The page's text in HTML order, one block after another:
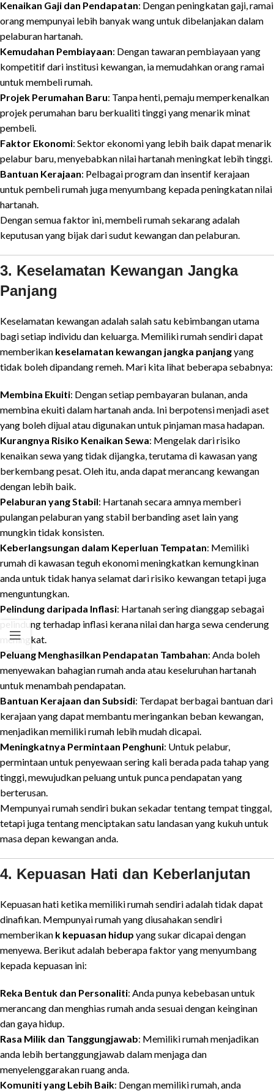
Kenaikan Gaji dan Pendapatan: Dengan peningkatan gaji, ramai
orang mempunyai lebih banyak wang untuk dibelanjakan dalam
pelaburan hartanah.
Kemudahan Pembiayaan: Dengan tawaran pembiayaan yang
kompetitif dari institusi kewangan, ia memudahkan orang ramai
untuk membeli rumah.
Projek Perumahan Baru: Tanpa henti, pemaju memperkenalkan
projek perumahan baru berkualiti tinggi yang menarik minat
pembeli.
Faktor Ekonomi: Sektor ekonomi yang lebih baik dapat menarik
pelabur baru, menyebabkan nilai hartanah meningkat lebih tinggi.
Bantuan Kerajaan: Pelbagai program dan insentif kerajaan
untuk pembeli rumah juga menyumbang kepada peningkatan nilai
hartanah.
Dengan semua faktor ini, membeli rumah sekarang adalah
keputusan yang bijak dari sudut kewangan dan pelaburan.
3. Keselamatan Kewangan Jangka
Panjang
Keselamatan kewangan adalah salah satu kebimbangan utama
bagi setiap individu dan keluarga. Memiliki rumah sendiri dapat
memberikan keselamatan kewangan jangka panjangyang
tidak boleh dipandang remeh. Mari kita lihat beberapa sebabnya:
Membina Ekuiti: Dengan setiap pembayaran bulanan, anda
membina ekuiti dalam hartanah anda. Ini berpotensi menjadi aset
yang boleh dijual atau digunakan untuk pinjaman masa hadapan.
Kurangnya Risiko Kenaikan Sewa: Mengelak dari risiko
kenaikan sewa yang tidak dijangka, terutama di kawasan yang
berkembang pesat. Oleh itu, anda dapat merancang kewangan
dengan lebih baik.
Pelaburan yang Stabil: Hartanah secara amnya memberi
pulangan pelaburan yang stabil berbanding aset lain yang
mungkin tidak konsisten.
Keberlangsungan dalam Keperluan Tempatan: Memiliki
rumah di kawasan teguh ekonomi meningkatkan kemungkinan
anda untuk tidak hanya selamat dari risiko kewangan tetapi juga
menguntungkan.
Pelindung daripada Inflasi: Hartanah sering dianggap sebagai
pelindung terhadap inflasi kerana nilai dan harga sewa cenderung
meningkat.
Peluang Menghasilkan Pendapatan Tambahan: Anda boleh
menyewakan bahagian rumah anda atau keseluruhan hartanah
untuk menambah pendapatan.
Bantuan Kerajaan dan Subsidi: Terdapat berbagai bantuan dari
kerajaan yang dapat membantu meringankan beban kewangan,
menjadikan memiliki rumah lebih mudah dicapai.
Meningkatnya Permintaan Penghuni: Untuk pelabur,
permintaan untuk penyewaan sering kali berada pada tahap yang
tinggi, mewujudkan peluang untuk punca pendapatan yang
berterusan.
Mempunyai rumah sendiri bukan sekadar tentang tempat tinggal,
tetapi juga tentang menciptakan satu landasan yang kukuh untuk
masa depan kewangan anda.
4. Kepuasan Hati dan Keberlanjutan
Kepuasan hati ketika memiliki rumah sendiri adalah tidak dapat
dinafikan. Mempunyai rumah yang diusahakan sendiri
memberikan k kepuasan hidup yang sukar dicapai dengan
menyewa. Berikut adalah beberapa faktor yang menyumbang
kepada kepuasan ini:
Reka Bentuk dan Personaliti: Anda punya kebebasan untuk
merancang dan menghias rumah anda sesuai dengan keinginan
dan gaya hidup.
Rasa Milik dan Tanggungjawab: Memiliki rumah menjadikan
anda lebih bertanggungjawab dalam menjaga dan
menyelenggarakan ruang anda.
Komuniti yang Lebih Baik: Dengan memiliki rumah, anda